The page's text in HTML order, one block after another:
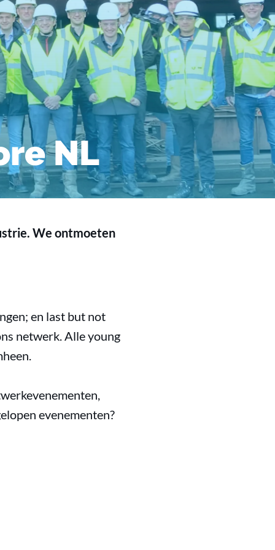
NL
We ontmoeten
en last but not
netwerk. Alle young
evenementen?